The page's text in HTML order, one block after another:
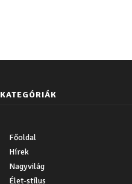
KATEGÓRIÁK
Főoldal
Hírek
Nagyvilág
Élet-stílus